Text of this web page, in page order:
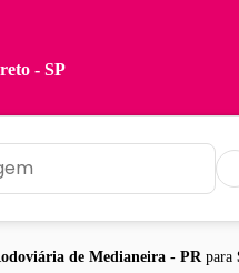
- SP
de Medianeira - PR para